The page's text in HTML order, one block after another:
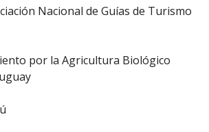
Nacional de Guías de Turismo
por la Agricultura Biológico